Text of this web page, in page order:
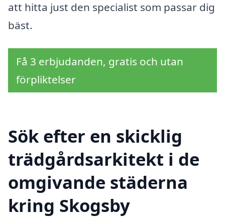
att hitta just den specialist som passar dig
bäst.
Få 3 erbjudanden, gratis och utan
förpliktelser
Sök efter en skicklig
trädgårdsarkitekt i de
omgivande städerna
kring Skogsby